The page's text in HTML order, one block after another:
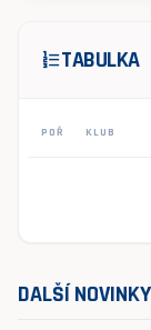
format_list_numberedTABULKA
POŘ KLUB
DALŠÍ NOVINKY